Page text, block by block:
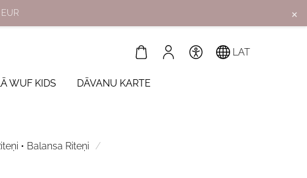
×
WUF KIDS DĀVANU KARTE
LAT
• Balansa Riteņi